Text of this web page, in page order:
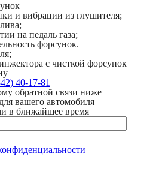
и вибрации из глушителя;
на педаль газа;
форсунок.
с чисткой форсунок
40-17-81
обратной связи ниже
вашего автомобиля
в ближайшее время